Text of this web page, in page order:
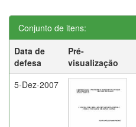
Conjunto de itens:
Data de
defesa
Pré-
visualização
5-Dez-2007